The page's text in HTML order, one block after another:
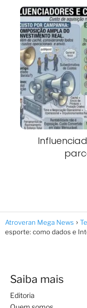
Atroveran Mega News
esporte: como dados e
Saiba mais
Editoria